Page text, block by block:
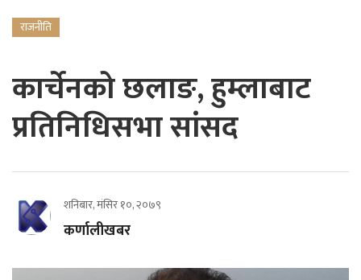
राजनीति
कार्चेनको छलाङ, हुम्लाबाट
प्रतिनिधिसभा सांसद
शनिबार, मंसिर १०, २०७९
कर्णालीखबर